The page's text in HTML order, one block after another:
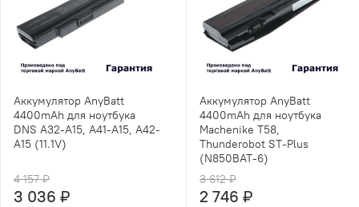
Аккумулятор AnyBatt
4400mAh для ноутбука
DNS A32-A15, A41-A15, A42-
A15 (11.1V)
4 157 ₽
3 036 ₽
Аккумулятор AnyBatt
4400mAh для ноутбука
Machenike T58,
Thunderobot ST-Plus
(N850BAT-6)
3 612 ₽
2 746 ₽